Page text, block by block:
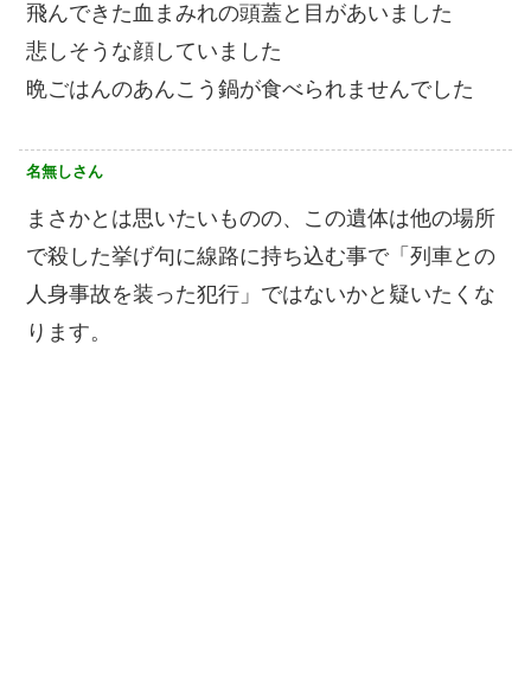
飛んできた血まみれの頭蓋と目があいました
悲しそうな顔していました
晩ごはんのあんこう鍋が食べられませんでした
名無しさん
まさかとは思いたいものの、この遺体は他の場所
で殺した挙げ句に線路に持ち込む事で「列車との
人身事故を装った犯行」ではないかと疑いたくな
ります。